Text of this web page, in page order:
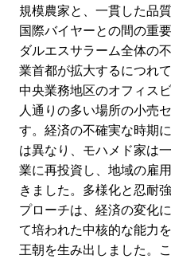
規模農家と、一貫した品
国際バイヤーとの間の重
ダルエスサラーム全体の
業首都が拡大するにつれ
中央業務地区のオフィス
人通りの多い場所の小売
す。経済の不確実な時期
は異なり、モハメド家は
業に再投資し、地域の雇
きました。多様化と忍耐
プローチは、経済の変化
て培われた中核的な能力
王朝を生み出しました。